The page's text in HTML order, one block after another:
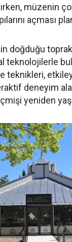
müzenin
açması
doğduğu
teknolojilerle
teknikleri,
deneyim
yeniden